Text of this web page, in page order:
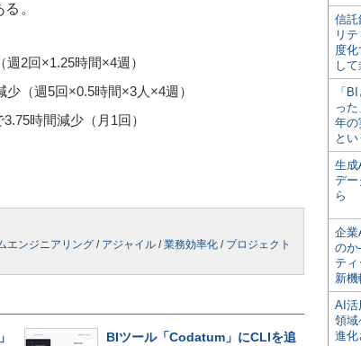
。
2回×1.25時間×4週）
（週5回×0.5時間×3人×4週）
時間減少（月1回）
エンジニアリング / アジャイル /業務効率化 / プロジェクト
BIツール「Codatum」にCLIを追
信託
リ
度
し
「
っ
年の
と
生成
デー
ら
企業
のか
テ
新機
AI活
領域
進化